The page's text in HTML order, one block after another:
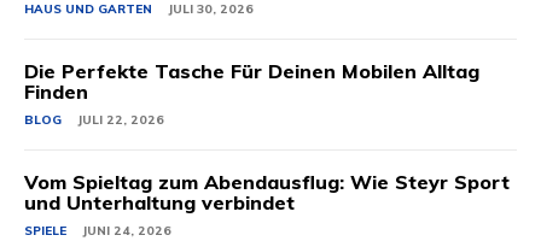
HAUS UND GARTEN JULI 30, 2026
Die Perfekte Tasche Für Deinen Mobilen Alltag
Finden
BLOG JULI 22, 2026
Vom Spieltag zum Abendausflug: Wie Steyr Sport
und Unterhaltung verbindet
SPIELE JUNI 24, 2026